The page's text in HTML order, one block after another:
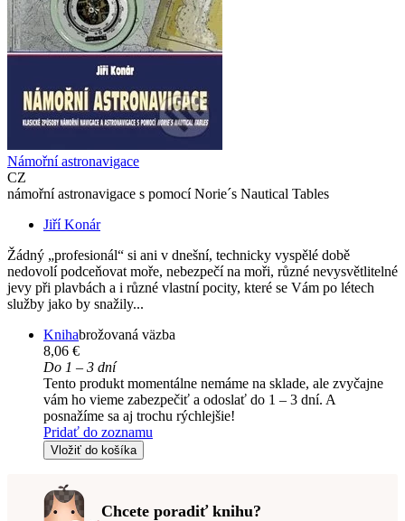
Námořní astronavigace
CZ
námořní astronavigace s pomocí Norie´s Nautical Tables
Jiří Konár
Žádný „profesionál“ si ani v dnešní, technicky vyspělé době
nedovolí podceňovat moře, nebezpečí na moři, různé nevysvětlitelné
jevy při plavbách a i různé vlastní pocity, které se Vám po létech
služby jako by snažily...
Knihabrožovaná väzba
8,06 €
Do 1 – 3 dní
Tento produkt momentálne nemáme na sklade, ale zvyčajne
vám ho vieme zabezpečiť a odoslať do 1 – 3 dní. A
posnažíme sa aj trochu rýchlejšie!
Pridať do zoznamu
Vložiť do košíka
Chcete poradiť knihu?